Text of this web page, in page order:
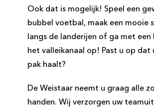
Ook dat is mogelijk! Speel een
bubbel voetbal, maak een mooie
langs de landerijen of ga met
het valleikanaal op! Past u op dat
pak haalt?
De Weistaar neemt u graag alle
handen. Wij verzorgen uw